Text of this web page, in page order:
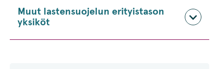
Muut lastensuojelun erityistason
yksiköt